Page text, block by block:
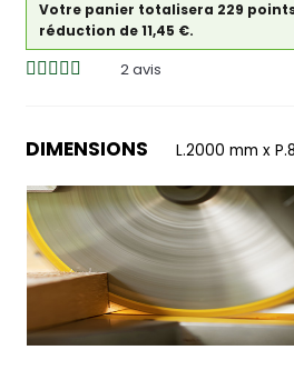
Votre panier totalisera 229
réduction de 11,45 €.
2avis
DIMENSIONS L.2000 mm x